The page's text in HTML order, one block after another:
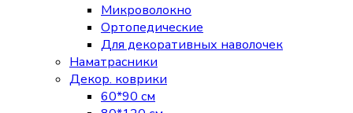
Микроволокно
Ортопедические
Для декоративных наволочек
Наматрасники
Декор. коврики
60*90 см